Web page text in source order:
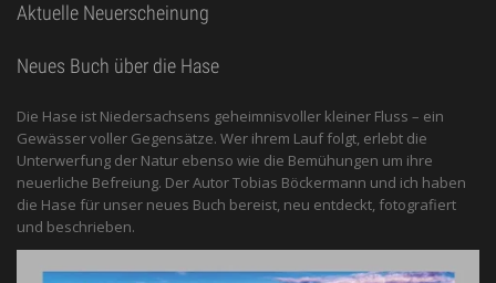
Aktuelle Neuerscheinung
Neues Buch über die Hase
Die Hase ist Niedersachsens geheimnisvoller kleiner Fluss – ein
Gewässer voller Gegensätze. Wer ihrem Lauf folgt, erlebt die
Unterwerfung der Natur ebenso wie die Bemühungen um ihre
neuerliche Befreiung. Der Autor Tobias Böckermann und ich haben
die Hase für unser neues Buch bereist, neu entdeckt, fotografiert
und beschrieben.